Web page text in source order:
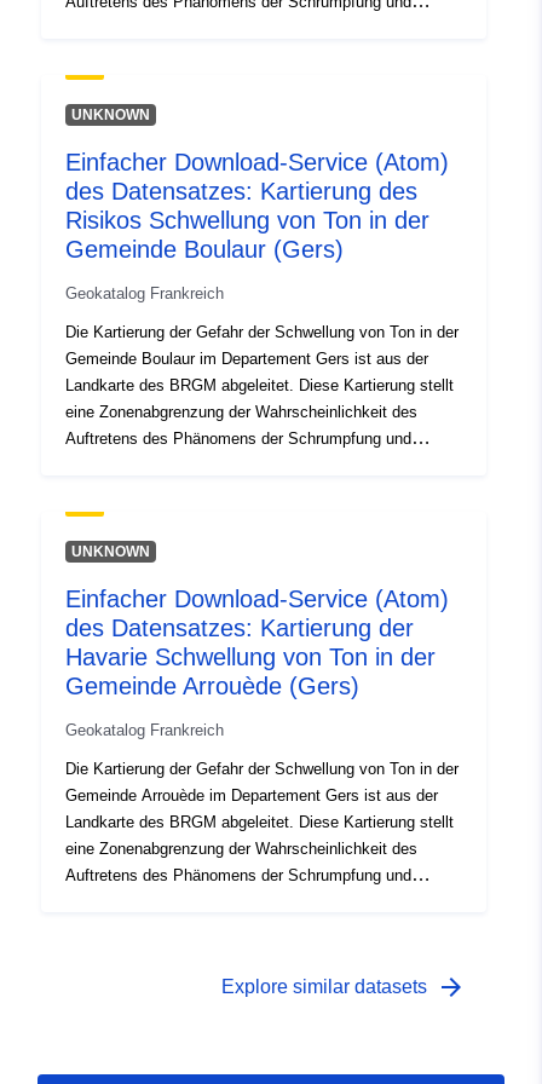
anhand der geologischen Landkarten des Departements
eine Anfälligkeitskarte erstellt, die unter
geologische Formation interpretiert wurde: — Anteil des
Tonmaterials innerhalb der Bildung (Lithologische
Analyse); — der Anteil der aufblasenden Mineralien in
der Tonphase (mineralische Zusammensetzung); — das
geotechnische Verhalten des Materials. Für jede der
identifizierten Lehmformationen ergibt sich der
Risikopegel letztlich aus dem auf diese Weise erreichten
Grad der Anfälligkeit mit der Dichte der Schwellung,
bezogen auf 100 km² tatsächlich urbanisierte
Bündigfläche.
UNKNOWN
Einfacher Download-Service (Atom)
des Datensatzes: Kartierung des
Risikos Schwellung von Ton in der
Gemeinde Boulaur (Gers)
Geokatalog Frankreich
Die Kartierung der Gefahr der Schwellung von Ton in der
Gemeinde Boulaur im Departement Gers ist aus der
Landkarte des BRGM abgeleitet. Diese Kartierung stellt
eine Zonenabgrenzung der Wahrscheinlichkeit des
Auftretens des Phänomens der Schrumpfung und
anhand der geologischen Landkarten des Departements
eine Anfälligkeitskarte erstellt, die unter
geologische Formation interpretiert wurde: — Anteil des
Tonmaterials innerhalb der Bildung (Lithologische
Analyse); — der Anteil der aufblasenden Mineralien in
der Tonphase (mineralische Zusammensetzung); — das
geotechnische Verhalten des Materials. Für jede der
identifizierten Lehmformationen ergibt sich der
Risikopegel letztlich aus dem auf diese Weise erreichten
Grad der Anfälligkeit mit der Dichte der Schwellung,
bezogen auf 100 km² tatsächlich urbanisierte
Bündigfläche.
UNKNOWN
Einfacher Download-Service (Atom)
des Datensatzes: Kartierung der
Havarie Schwellung von Ton in der
Gemeinde Arrouède (Gers)
Geokatalog Frankreich
Die Kartierung der Gefahr der Schwellung von Ton in der
Gemeinde Arrouède im Departement Gers ist aus der
Landkarte des BRGM abgeleitet. Diese Kartierung stellt
eine Zonenabgrenzung der Wahrscheinlichkeit des
Auftretens des Phänomens der Schrumpfung und
eine Anfälligkeitskarte erstellt, die unter
Explore similar datasets arrow_forward